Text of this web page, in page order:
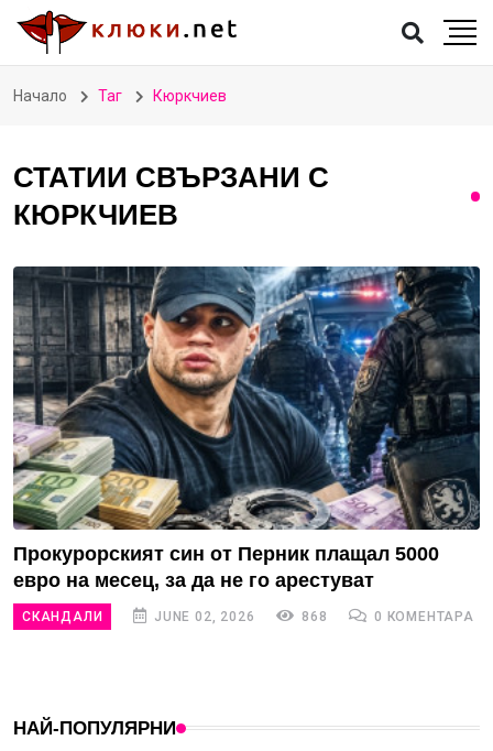
Начало Таг Кюркчиев
СТАТИИ СВЪРЗАНИ С
КЮРКЧИЕВ
Прокурорският син от Перник плащал 5000
евро на месец, за да не го арестуват
СКАНДАЛИ JUNE 02, 2026 868 0 КОМЕНТАРА
НАЙ-ПОПУЛЯРНИ